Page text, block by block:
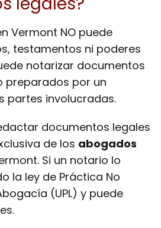
Vermont NO puede
testamentos ni poderes
notarizar documentos
preparados por un
partes involucradas.
documentos legales
de los abogados
Si un notario lo
la ley de Práctica No
(UPL) y puede